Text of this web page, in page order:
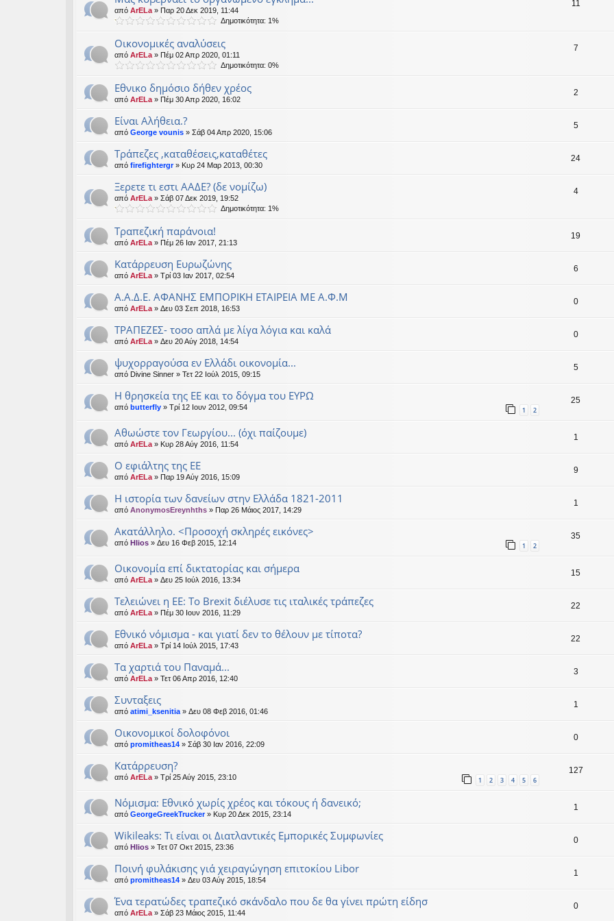
από ArELa » Παρ 20 Δεκ 2019, 11:44
Δημοτικότητα: 1%
11
Οικονομικές αναλύσεις
από ArELa » Πέμ 02 Απρ 2020, 01:11
Δημοτικότητα: 0%
7
Εθνικο δημόσιο δήθεν χρέος
από ArELa » Πέμ 30 Απρ 2020, 16:02
2
Είναι Αλήθεια.?
από George vounis » Σάβ 04 Απρ 2020, 15:06
5
Τράπεζες ,καταθέσεις,καταθέτες
από firefightergr» Κυρ 24 Μαρ 2013, 00:30
24
Ξερετε τι εστι ΑΑΔΕ? (δε νομίζω)
από ArELa » Σάβ 07 Δεκ 2019, 19:52
Δημοτικότητα: 1%
4
Τραπεζική παράνοια!
από ArELa » Πέμ 26 Ιαν 2017, 21:13
19
Kατάρρευση Ευρωζώνης
από ArELa » Τρί 03 Ιαν 2017, 02:54
6
Α.Α.Δ.Ε. ΑΦΑΝΗΣ ΕΜΠΟΡΙΚΗ ΕΤΑΙΡΕΙΑ ΜΕ Α.Φ.Μ
από ArELa » Δευ 03 Σεπ 2018, 16:53
0
ΤΡΑΠΕΖΕΣ- τοσο απλά με λίγα λόγια και καλά
από ArELa » Δευ 20 Αύγ 2018, 14:54
0
ψυχορραγούσα εν Ελλάδι οικονομία...
από Divine Sinner » Τετ 22 Ιούλ 2015, 09:15
5
Η θρησκεία της ΕΕ και το δόγμα του ΕΥΡΩ
από butterfly » Τρί 12 Ιουν 2012, 09:54 1 2
25
Αθωώστε τον Γεωργίου... (όχι παίζουμε)
από ArELa » Κυρ 28 Αύγ 2016, 11:54
1
Ο εφιάλτης της ΕΕ
από ArELa » Παρ 19 Αύγ 2016, 15:09
9
Η ιστορία των δανείων στην Ελλάδα 1821-2011
από AnonymosEreynhths » Παρ 26 Μάιος 2017, 14:29
1
Ακατάλληλο. <Προσοχή σκληρές εικόνες>
από Hlios » Δευ 16 Φεβ 2015, 12:14 1 2
35
Οικονομία επί δικτατορίας και σήμερα
από ArELa » Δευ 25 Ιούλ 2016, 13:34
15
Τελειώνει η ΕΕ: Το Βrexit διέλυσε τις ιταλικές τράπεζες
από ArELa » Πέμ 30 Ιουν 2016, 11:29
22
Εθνικό νόμισμα - και γιατί δεν το θέλουν με τίποτα?
από ArELa » Τρί 14 Ιούλ 2015, 17:43
22
Τα χαρτιά του Παναμά...
από ArELa » Τετ 06 Απρ 2016, 12:40
3
Συνταξεις
από atimi_ksenitia » Δευ 08 Φεβ 2016, 01:46
1
Οικονομικοί δολοφόνοι
από promitheas14 » Σάβ 30 Ιαν 2016, 22:09
0
Κατάρρευση?
από ArELa » Τρί 25 Αύγ 2015, 23:10 1 2 3 4 5 6
127
Νόμισμα: Eθνικό χωρίς χρέος και τόκους ή δανεικό;
από GeorgeGreekTrucker» Κυρ 20 Δεκ 2015, 23:14
1
Wikileaks: Τι είναι οι Διατλαντικές Εμπορικές Συμφωνίες
από Hlios » Τετ 07 Οκτ 2015, 23:36
0
Ποινή φυλάκισης γιά χειραγώγηση επιτοκίου Libor
από promitheas14 » Δευ 03 Αύγ 2015, 18:54
1
Ένα τερατώδες τραπεζικό σκάνδαλο που δε θα γίνει πρώτη είδησ
από ArELa » Σάβ 23 Μάιος 2015, 11:44
0